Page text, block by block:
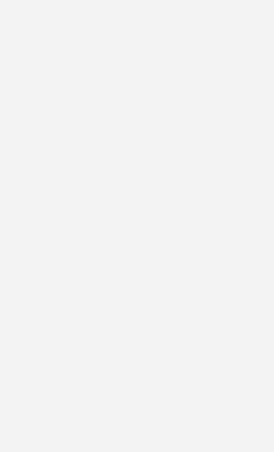
Abflusssystem Master 3 Plus
Bei einem
das System laut Anbieter, vor
des Dreischichtrohres, einen
Damit erfüllt es die strengen
Übergang vom Spitzende auf
Mit dem Abzweiger in
aufweist, lassen sich
Fallstrang anschließen.
vereinfachen die Montage.
von DN 32 bis 300. Es kann im
Systemen im Schacht verlegt